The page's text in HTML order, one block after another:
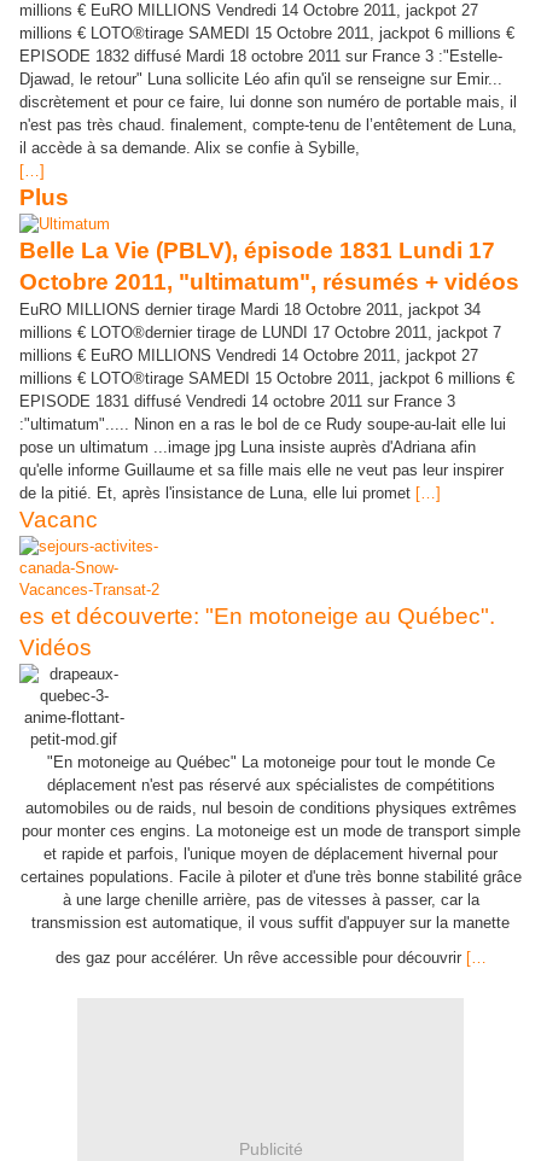
millions € EuRO MILLIONS Vendredi 14 Octobre 2011, jackpot 27
millions € LOTO®tirage SAMEDI 15 Octobre 2011, jackpot 6 millions €
EPISODE 1832 diffusé Mardi 18 octobre 2011 sur France 3 :"Estelle-
Djawad, le retour" Luna sollicite Léo afin qu'il se renseigne sur Emir...
discrètement et pour ce faire, lui donne son numéro de portable mais, il
n'est pas très chaud. finalement, compte-tenu de l’entêtement de Luna,
il accède à sa demande. Alix se confie à Sybille,
[…]
Plus
Belle La Vie (PBLV), épisode 1831 Lundi 17
Octobre 2011, "ultimatum", résumés + vidéos
EuRO MILLIONS dernier tirage Mardi 18 Octobre 2011, jackpot 34
millions € LOTO®dernier tirage de LUNDI 17 Octobre 2011, jackpot 7
millions € EuRO MILLIONS Vendredi 14 Octobre 2011, jackpot 27
millions € LOTO®tirage SAMEDI 15 Octobre 2011, jackpot 6 millions €
EPISODE 1831 diffusé Vendredi 14 octobre 2011 sur France 3
:"ultimatum"..... Ninon en a ras le bol de ce Rudy soupe-au-lait elle lui
pose un ultimatum ...image jpg Luna insiste auprès d'Adriana afin
qu'elle informe Guillaume et sa fille mais elle ne veut pas leur inspirer
de la pitié. Et, après l'insistance de Luna, elle lui promet […]
Vacanc
es et découverte: "En motoneige au Québec".
Vidéos
"En motoneige au Québec" La motoneige pour tout le monde Ce
déplacement n'est pas réservé aux spécialistes de compétitions
automobiles ou de raids, nul besoin de conditions physiques extrêmes
pour monter ces engins. La motoneige est un mode de transport simple
et rapide et parfois, l'unique moyen de déplacement hivernal pour
certaines populations. Facile à piloter et d'une très bonne stabilité grâce
à une large chenille arrière, pas de vitesses à passer, car la
transmission est automatique, il vous suffit d'appuyer sur la manette
des gaz pour accélérer. Un rêve accessible pour découvrir […
Publicité